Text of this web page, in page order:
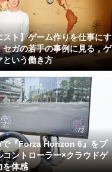
スト】ゲーム作りを仕事にす
セガの若手の事例に見る，ゲ
という働き方
『Forza Horizon 6』をプ
コントローラー×クラウドゲ
を体感